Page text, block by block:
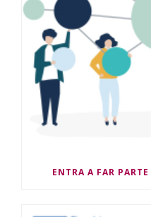
ENTRA A FAR